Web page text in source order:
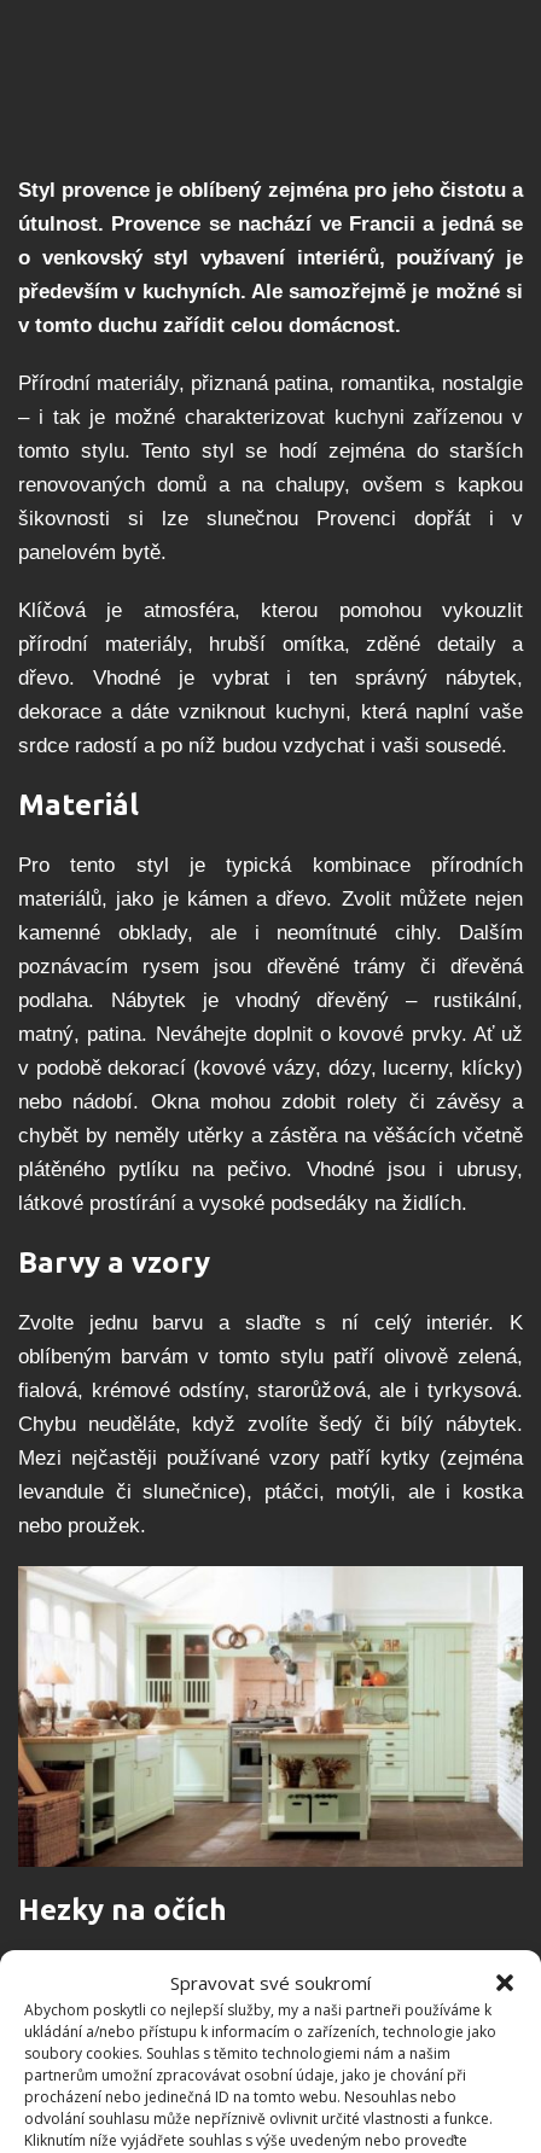
Spravovat své soukromí
Abychom poskytli co nejlepší služby, my a naši partneři používáme k
ukládání a/nebo přístupu k informacím o zařízeních, technologie jako
soubory cookies. Souhlas s těmito technologiemi nám a našim
partnerům umožní zpracovávat osobní údaje, jako je chování při
procházení nebo jedinečná ID na tomto webu. Nesouhlas nebo
odvolání souhlasu může nepříznivě ovlivnit určité vlastnosti a funkce.
Kliknutím níže vyjádřete souhlas s výše uvedeným nebo proveďte
Styl provence je oblíbený zejména pro jeho čistotu a
útulnost. Provence se nachází ve Francii a jedná se
o venkovský styl vybavení interiérů, používaný je
především v kuchyních. Ale samozřejmě je možné si
v tomto duchu zařídit celou domácnost.
Přírodní materiály, přiznaná patina, romantika, nostalgie
– i tak je možné charakterizovat kuchyni zařízenou v
tomto stylu. Tento styl se hodí zejména do starších
renovovaných domů a na chalupy, ovšem s kapkou
šikovnosti si lze slunečnou Provenci dopřát i v
panelovém bytě.
Klíčová je atmosféra, kterou pomohou vykouzlit
přírodní materiály, hrubší omítka, zděné detaily a
dřevo. Vhodné je vybrat i ten správný nábytek,
dekorace a dáte vzniknout kuchyni, která naplní vaše
srdce radostí a po níž budou vzdychat i vaši sousedé.
Materiál
Pro tento styl je typická kombinace přírodních
materiálů, jako je kámen a dřevo. Zvolit můžete nejen
kamenné obklady, ale i neomítnuté cihly. Dalším
poznávacím rysem jsou dřevěné trámy či dřevěná
podlaha. Nábytek je vhodný dřevěný – rustikální,
matný, patina. Neváhejte doplnit o kovové prvky. Ať už
v podobě dekorací (kovové vázy, dózy, lucerny, klícky)
nebo nádobí. Okna mohou zdobit rolety či závěsy a
chybět by neměly utěrky a zástěra na věšácích včetně
plátěného pytlíku na pečivo. Vhodné jsou i ubrusy,
látkové prostírání a vysoké podsedáky na židlích.
Barvy a vzory
Zvolte jednu barvu a slaďte s ní celý interiér. K
oblíbeným barvám v tomto stylu patří olivově zelená,
fialová, krémové odstíny, starorůžová, ale i tyrkysová.
Chybu neuděláte, když zvolíte šedý či bílý nábytek.
Mezi nejčastěji používané vzory patří kytky (zejména
levandule či slunečnice), ptáčci, motýli, ale i kostka
nebo proužek.
Hezky na očích
Hrníčky, talířky a další nádobí neukrývejte do skřínek,
nechte je hezky na očích. Pro kuchyně v provence
stylujsou typické otevřené regály, závěsné police,
háčky. Mimo hrníčků na háčky můžete zavěsit i nádobí
– hrnce a pánvičky. Nádobí vybírejte opatrně, žádnou
velkou modernu, spíš něco v tomto stylu. Ať už